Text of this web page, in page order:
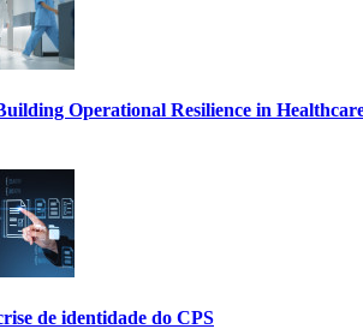
Operational Resilience in
de identidade do CPS